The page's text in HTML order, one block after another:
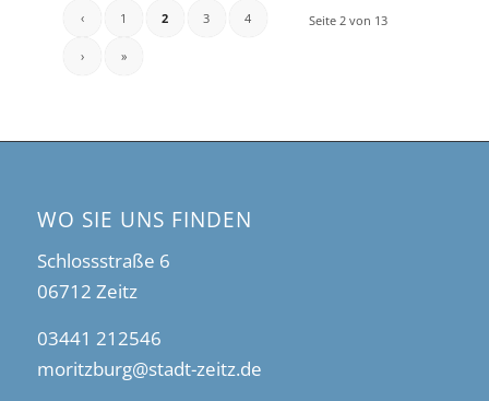
Seite 2 von 13
‹ 1 2 3 4
› »
WO SIE UNS FINDEN
Schlossstraße 6
06712 Zeitz
03441 212546
moritzburg@stadt-zeitz.de